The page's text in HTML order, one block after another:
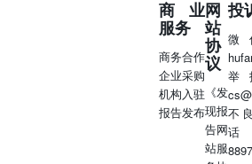
商业
服务
商务合作
企业采购
机构入驻
报告发布
网
站
协
议
《发
现报
告网
站服
投
微
举
不